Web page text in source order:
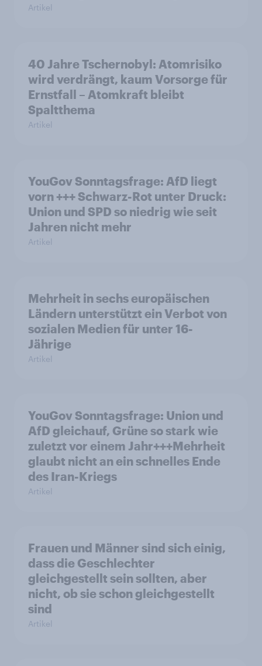
Artikel
40 Jahre Tschernobyl: Atomrisiko
wird verdrängt, kaum Vorsorge für
Ernstfall – Atomkraft bleibt
Spaltthema
Artikel
YouGov Sonntagsfrage: AfD liegt
vorn +++ Schwarz-Rot unter Druck:
Union und SPD so niedrig wie seit
Jahren nicht mehr
Artikel
Mehrheit in sechs europäischen
Ländern unterstützt ein Verbot von
sozialen Medien für unter 16-
Jährige
Artikel
YouGov Sonntagsfrage: Union und
AfD gleichauf, Grüne so stark wie
zuletzt vor einem Jahr+++Mehrheit
glaubt nicht an ein schnelles Ende
des Iran-Kriegs
Artikel
Frauen und Männer sind sich einig,
dass die Geschlechter
gleichgestellt sein sollten, aber
nicht, ob sie schon gleichgestellt
sind
Artikel